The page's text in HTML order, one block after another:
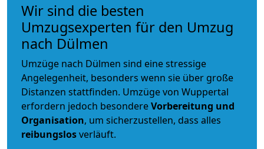
Wir sind die besten
Umzugsexperten für den Umzug
nach Dülmen
Umzüge nach Dülmen sind eine stressige
Angelegenheit, besonders wenn sie über große
Distanzen stattfinden. Umzüge von Wuppertal
erfordern jedoch besondereVorbereitung und
Organisation, um sicherzustellen, dass alles
reibungslosverläuft.